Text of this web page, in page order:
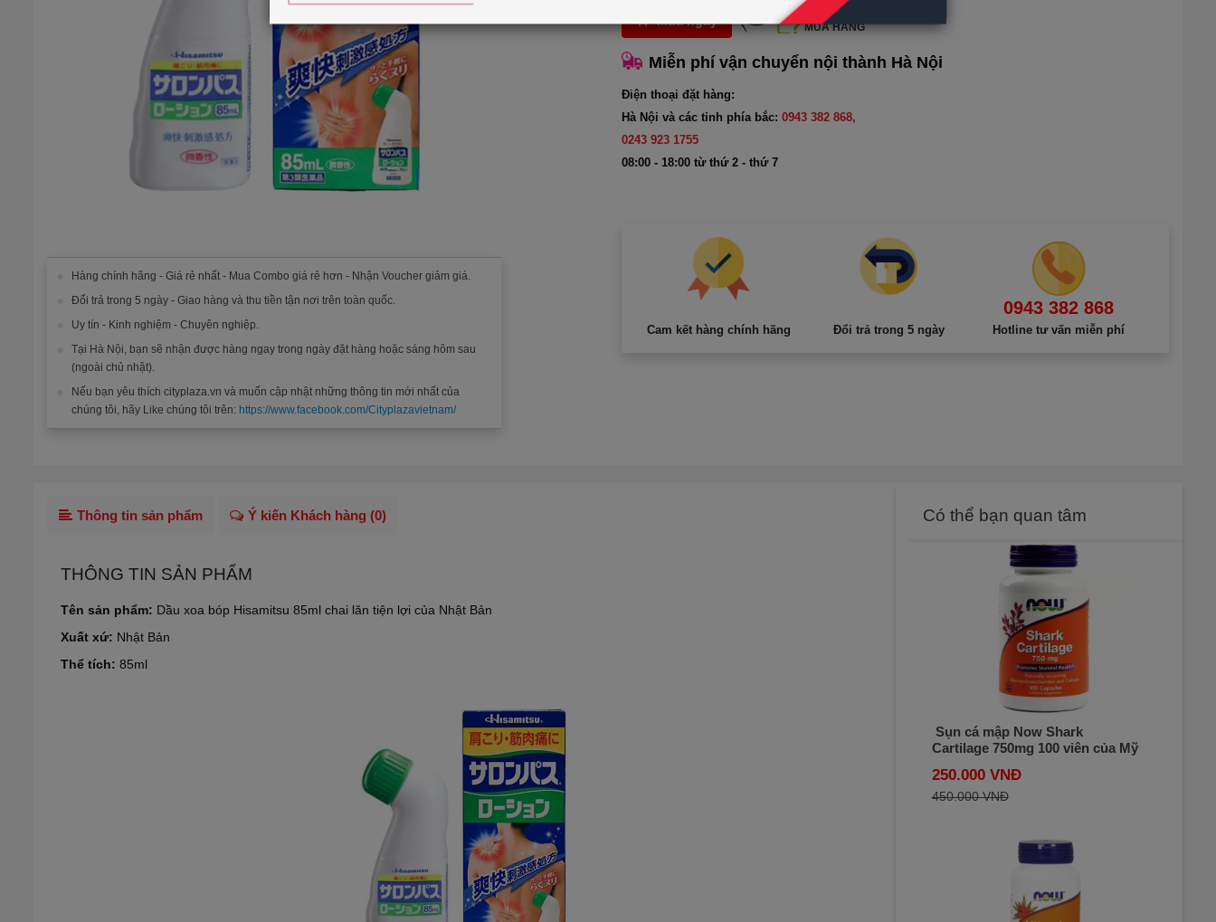
Hàng chính hãng - Giá rẻ nhất - Mua Combo giá rẻ hơn - Nhận Voucher giảm giá.
Đổi trả trong 5 ngày - Giao hàng và thu tiền tận nơi trên toàn quốc.
Uy tín - Kinh nghiệm - Chuyên nghiệp.
Tại Hà Nội, bạn sẽ nhận được hàng ngay trong ngày đặt hàng hoặc sáng hôm sau
(ngoài chủ nhật).
Nếu bạn yêu thích cityplaza.vn và muốn cập nhật những thông tin mới nhất của
chúng tôi, hãy Like chúng tôi trên: https://www.facebook.com/Cityplazavietnam/
Mua ngay
Hướng dẫn
MUA HÀNG
Miễn phí vận chuyển nội thành Hà Nội
Điện thoại đặt hàng:
Hà Nội và các tỉnh phía bắc: 0943 382 868,
0243 923 1755
08:00 - 18:00 từ thứ 2 - thứ 7
Cam kết hàng chính hãng Đổi trả trong 5 ngày
0943 382 868
Hotline tư vấn miễn phí
Thông tin sản phẩm Ý kiến Khách hàng (0)
THÔNG TIN SẢN PHẨM
Tên sản phẩm: Dầu xoa bóp Hisamitsu 85ml chai lăn tiện lợi của Nhật Bản
Xuất xứ: Nhật Bản
Thể tích: 85ml
Có thể bạn quan tâm
Sụn cá mập Now Shark
Cartilage 750mg 100 viên của Mỹ
250.000 VNĐ
450.000 VNĐ